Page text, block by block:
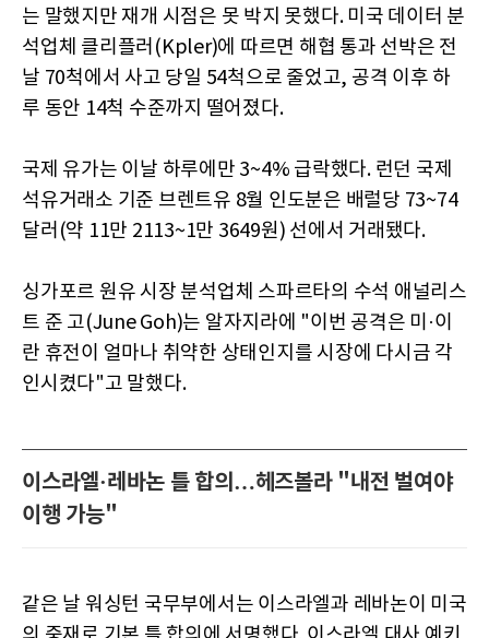
는 말했지만 재개 시점은 못 박지 못했다. 미국 데이터 분
석업체 클리플러(Kpler)에 따르면 해협 통과 선박은 전
날 70척에서 사고 당일 54척으로 줄었고, 공격 이후 하
루 동안 14척 수준까지 떨어졌다.
국제 유가는 이날 하루에만 3~4% 급락했다. 런던 국제
석유거래소 기준 브렌트유 8월 인도분은 배럴당 73~74
달러(약 11만 2113~1만 3649원) 선에서 거래됐다.
싱가포르 원유 시장 분석업체 스파르타의 수석 애널리스
트 준 고(June Goh)는 알자지라에 "이번 공격은 미·이
란 휴전이 얼마나 취약한 상태인지를 시장에 다시금 각
인시켰다"고 말했다.
이스라엘·레바논 틀 합의…헤즈볼라 "내전 벌여야
이행 가능"
같은 날 워싱턴 국무부에서는 이스라엘과 레바논이 미국